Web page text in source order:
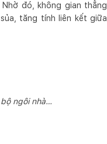
đó, không gian thẳng
tăng tính liên kết giữa
ngôi nhà…